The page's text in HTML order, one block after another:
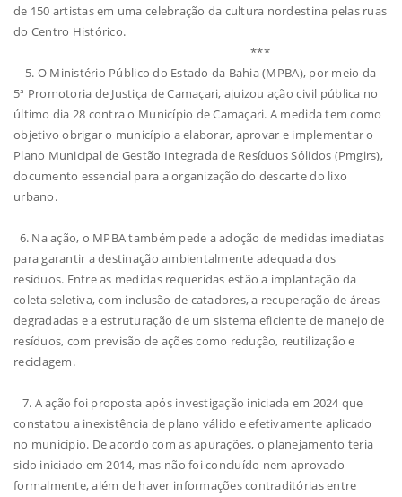
de 150 artistas em uma celebração da cultura nordestina pelas ruas
do Centro Histórico.
***
5. O Ministério Público do Estado da Bahia (MPBA), por meio da
5ª Promotoria de Justiça de Camaçari, ajuizou ação civil pública no
último dia 28 contra o Município de Camaçari. A medida tem como
objetivo obrigar o município a elaborar, aprovar e implementar o
Plano Municipal de Gestão Integrada de Resíduos Sólidos (Pmgirs),
documento essencial para a organização do descarte do lixo
urbano.
6. Na ação, o MPBA também pede a adoção de medidas imediatas
para garantir a destinação ambientalmente adequada dos
resíduos. Entre as medidas requeridas estão a implantação da
coleta seletiva, com inclusão de catadores, a recuperação de áreas
degradadas e a estruturação de um sistema eficiente de manejo de
resíduos, com previsão de ações como redução, reutilização e
reciclagem.
7. A ação foi proposta após investigação iniciada em 2024 que
constatou a inexistência de plano válido e efetivamente aplicado
no município. De acordo com as apurações, o planejamento teria
sido iniciado em 2014, mas não foi concluído nem aprovado
formalmente, além de haver informações contraditórias entre